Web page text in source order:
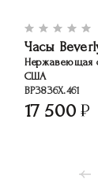
Часы
Нержавеющая
США
BP3836X.461
17 500